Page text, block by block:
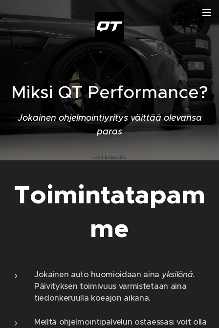
Miksi QT Performance?
Jokainen ohjelmointiyritys väittää olevansa
paras
Toimintatapam
me
Jokainen auto huomioidaan aina yksilönä.
Päivityksen toimivuus varmistetaan aina
tiedonkeruulla koeajon aikana.
Meiltä ohjelmointipalvelun ostaessasi voit olla